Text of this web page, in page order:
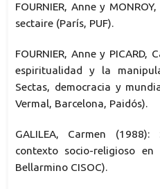
FOURNIER, Anne y
sectaire (París, PUF).
FOURNIER, Anne y
espiritualidad y la
Sectas, democracia y
Vermal, Barcelona, Paidós).
GALILEA, Carmen
contexto socio-religioso
Bellarmino CISOC).